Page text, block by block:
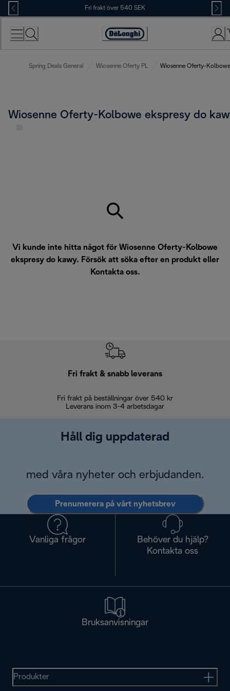
Skip
to
Content
Fri frakt över 540 SEK
Accessibility
Spring Deals General Wiosenne Oferty PL Wiosenne Oferty-
Wiosenne Oferty-Kolbowe ekspresy do
Vi kunde inte hitta något för Wiosenne Oferty-Kolbowe
ekspresy do kawy. Försök att söka efter en produkt eller
Kontakta oss.
Fri frakt & snabb leverans
Fri frakt på beställningar över 540 kr
Leverans inom 3-4 arbetsdagar
Håll dig uppdaterad
med våra nyheter och erbjudanden.
Prenumerera på vårt nyhetsbrev
Vanliga frågor
Behöver du hjälp?
Kontakta oss
Bruksanvisningar
Produkter